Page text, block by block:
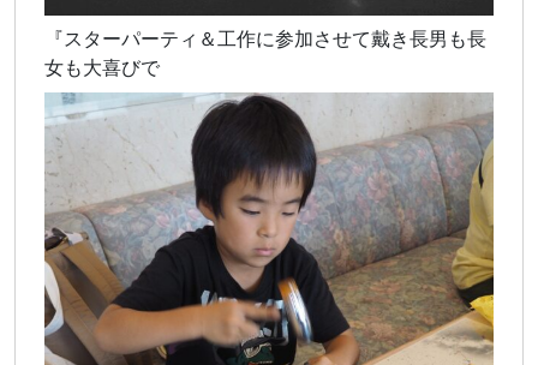
『スターパーティ＆工作に参加させて戴き長男も長
女も大喜びで